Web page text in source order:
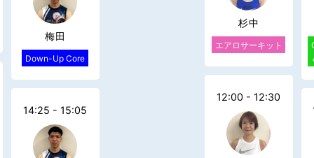
梅田
Down-Up Core
14:25 - 15:05
杉中
エアロサーキット
12:00 - 12:30